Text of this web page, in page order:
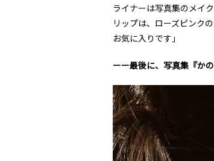
ライナーは写真集のメイ
リップは、ローズピンク
お気に入りです」
ーー最後に、写真集『か